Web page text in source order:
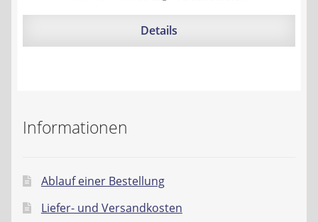
war:
ist:
Details
Informationen
Ablauf einer Bestellung
Liefer- und Versandkosten